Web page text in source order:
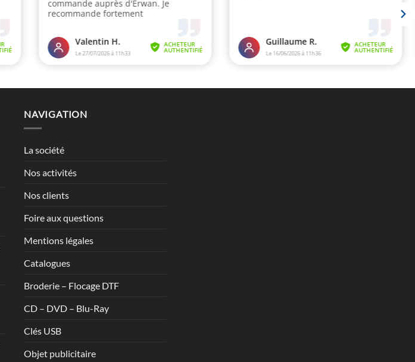
NAVIGATION
La société
Nos activités
Nos clients
Foire aux questions
Mentions légales
Catalogues
Broderie – Flocage DTF
CD – DVD – Blu-Ray
Clés USB
Objet publicitaire